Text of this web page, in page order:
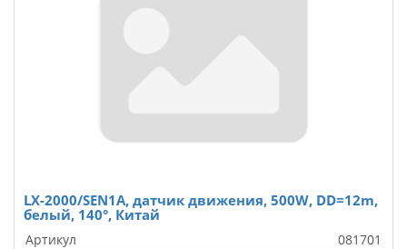
LX-2000/SEN1A, датчик движения, 500W, DD=12m,
белый, 140°, Китай
Артикул
081701